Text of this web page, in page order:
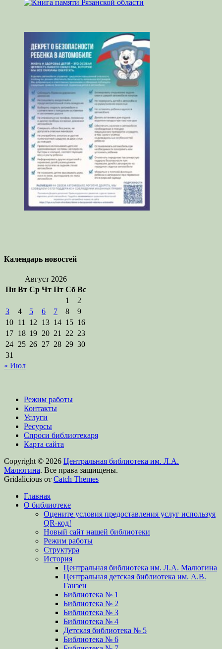
Календарь новостей
Август 2026
Пн Вт Ср Чт Пт Сб Вс
1
2
3
4 5 6 7 8
9
10 11 12 13 14 15 16
17 18 19 20 21 22 23
24 25 26 27 28 29 30
31
« Июл
Режим работы
Контакты
Услуги
Ресурсы
Спроси библиотекаря
Карта сайта
Copyright © 2026 Центральная библиотека им. Л.А.
Малюгина. Все права защищены.
Gridalicious от Catch Themes
вверх
Главная
О библиотеке
Оцените условия предоставления услуг используя
QR-код!
Новый сайт нашей библиотеки
Режим работы
Структура
История
Центральная библиотека им. Л.А. Малюгина
Центральная детская библиотека им. А.В.
Ганзен
Библиотека № 1
Библиотека № 2
Библиотека № 3
Библиотека № 4
Детская библиотека № 5
Библиотека № 6